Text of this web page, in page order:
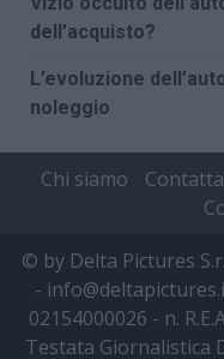
dell’acquisto?
L’evoluzione
noleggio
Chi siamo
© by Delta Pictures
-
02154000026 - n.
Testata Giornalistica